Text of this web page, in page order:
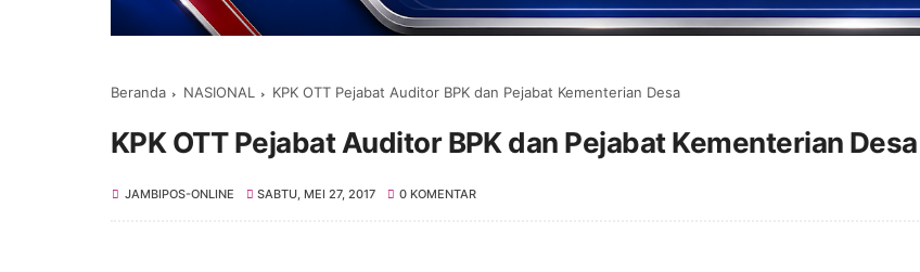
Beranda NASIONAL KPK OTT Pejabat Auditor BPK dan Pejabat Kementerian Desa
KPK OTT Pejabat Auditor BPK dan Pejabat Kementerian Desa
JAMBIPOS-ONLINE SABTU, MEI 27, 2017 0 KOMENTAR